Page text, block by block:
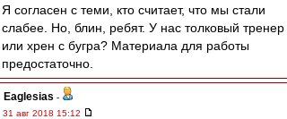
Я согласен с теми, кто считает, что мы стали
слабее. Но, блин, ребят. У нас толковый тренер
или хрен с бугра? Материала для работы
предостаточно.
Eaglesias -
31 авг 2018 15:12